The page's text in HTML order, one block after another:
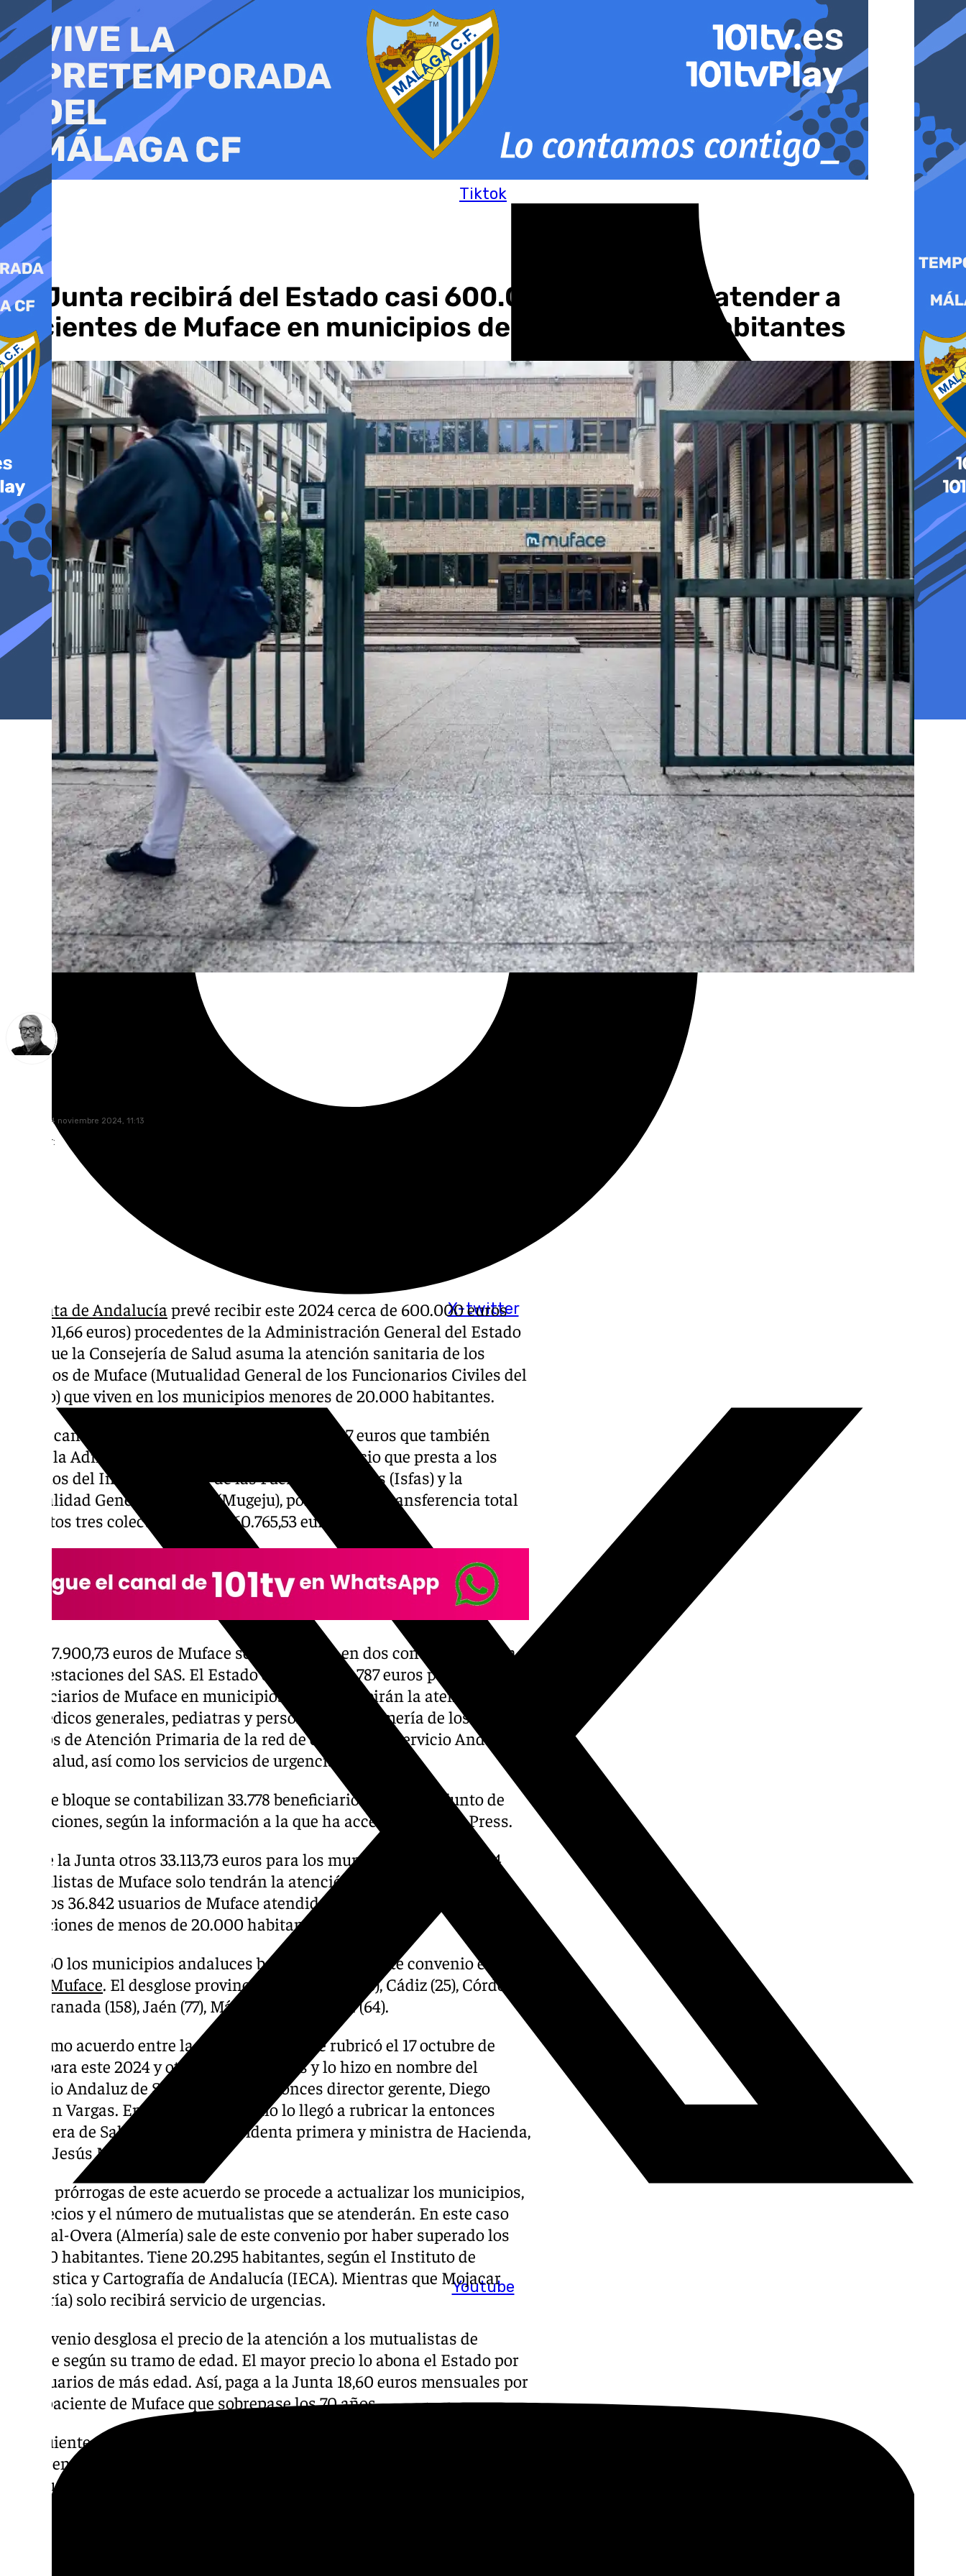
al
contenido
Tiktok
X-twitter
Youtube
La Junta recibirá del Estado casi 600.000 euros para atender a
pacientes de Muface en municipios de hasta 20.000 habitantes
domingo, 24 noviembre 2024, 11:13
Compartir:
Junta de Andalucía prevé recibir este 2024 cerca de 600.000 euros
(587.901,66 euros) procedentes de la Administración General del Estado
para que la Consejería de Salud asuma la atención sanitaria de los
usuarios de Muface (Mutualidad General de los Funcionarios Civiles del
Estado) que viven en los municipios menores de 20.000 habitantes.
A esta cantidad se le deben sumar los 272.863,87 euros que también
recibe la Administración autonómica por el servicio que presta a los
usuarios del Instituto Social de las Fuerzas Armadas (Isfas) y la
Mutualidad General Judicial (Mugeju), por lo cual la transferencia total
por estos tres colectivos es de 860.765,53 euros.
Los 587.900,73 euros de Muface se diferencian en dos conceptos, según
las prestaciones del SAS. El Estado dedicará 554.787 euros para las
beneficiarios de Muface en municipios donde recibirán la atención de
los médicos generales, pediatras y personal de enfermería de los Equipos
Básicos de Atención Primaria de la red de centros del Servicio Andaluz
de la Salud, así como los servicios de urgencias.
En este bloque se contabilizan 33.778 beneficiarios de ese conjunto de
prestaciones, según la información a la que ha accedido Europa Press.
Recibe la Junta otros 33.113,73 euros para los municipios donde 3.064
mutualistas de Muface solo tendrán la atención de urgencias. Son en
total los 36.842 usuarios de Muface atendidos en Andalucía en
poblaciones de menos de 20.000 habitantes.
Son 560 los municipios andaluces beneficiarios de este convenio entre el
Muface. El desglose provincial es Almería (86), Cádiz (25), Córdoba
(68), Granada (158), Jaén (77), Málaga (82) y Sevilla (64).
El último acuerdo entre la Junta y Muface se rubricó el 17 octubre de
2023 para este 2024 y otros tres años más y lo hizo en nombre del
Servicio Andaluz de Salud (SAS) su entonces director gerente, Diego
Agustín Vargas. En 2010 ese convenio lo llegó a rubricar la entonces
consejera de Salud y hoy vicepresidenta primera y ministra de Hacienda,
María Jesús Montero.
En las prórrogas de este acuerdo se procede a actualizar los municipios,
los precios y el número de mutualistas que se atenderán. En este caso
Huércal-Overa (Almería) sale de este convenio por haber superado los
20.000 habitantes. Tiene 20.295 habitantes, según el Instituto de
Estadística y Cartografía de Andalucía (IECA). Mientras que Mojacar
(Almería) solo recibirá servicio de urgencias.
El convenio desglosa el precio de la atención a los mutualistas de
Muface según su tramo de edad. El mayor precio lo abona el Estado por
los usuarios de más edad. Así, paga a la Junta 18,60 euros mensuales por
cada paciente de Muface que sobrepase los 70 años.
El siguiente escalón son los 17,41 euros al mes para los mutualistas
comprendidos entre la franja de los 60 a los 70 años, mientras que la
mensualidad por paciente menor de 60 años será de 15,68 euros.